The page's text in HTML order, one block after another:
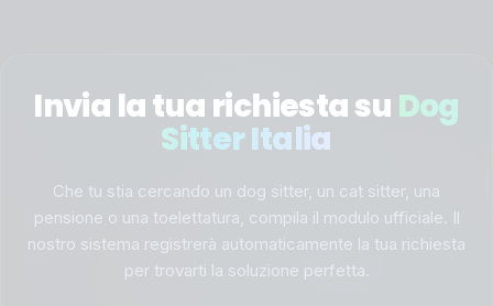
Invia la tua richiesta su Dog
Sitter Italia
Che tu stia cercando un dog sitter, un cat sitter, una
pensione o una toelettatura, compila il modulo ufficiale. Il
nostro sistema registrerà automaticamente la tua richiesta
per trovarti la soluzione perfetta.